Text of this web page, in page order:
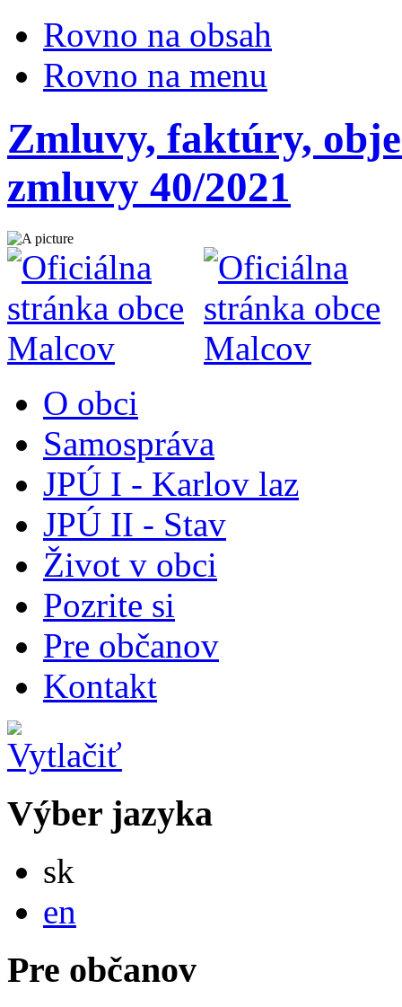
Rovno na obsah
Rovno na menu
Zmluvy, faktúry,
zmluvy 40/2021
O obci
Samospráva
JPÚ I - Karlov laz
JPÚ II - Stav
Život v obci
Pozrite si
Pre občanov
Kontakt
Výber jazyka
sk
en
Pre občanov